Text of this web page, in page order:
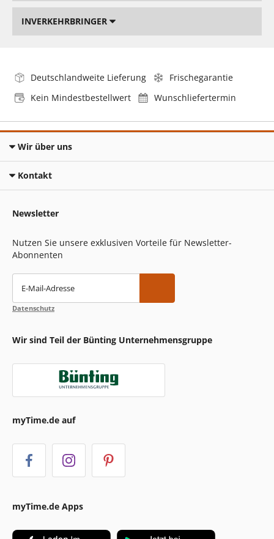
INVERKEHRBRINGER
Deutschlandweite Lieferung
Frischegarantie
Kein Mindestbestellwert
Wunschliefertermin
Wir über uns
Kontakt
Newsletter
Nutzen Sie unsere exklusiven Vorteile für Newsletter-
Abonnenten
E-Mail-Adresse
Datenschutz
Wir sind Teil der Bünting Unternehmensgruppe
myTime.de auf
myTime.de Apps